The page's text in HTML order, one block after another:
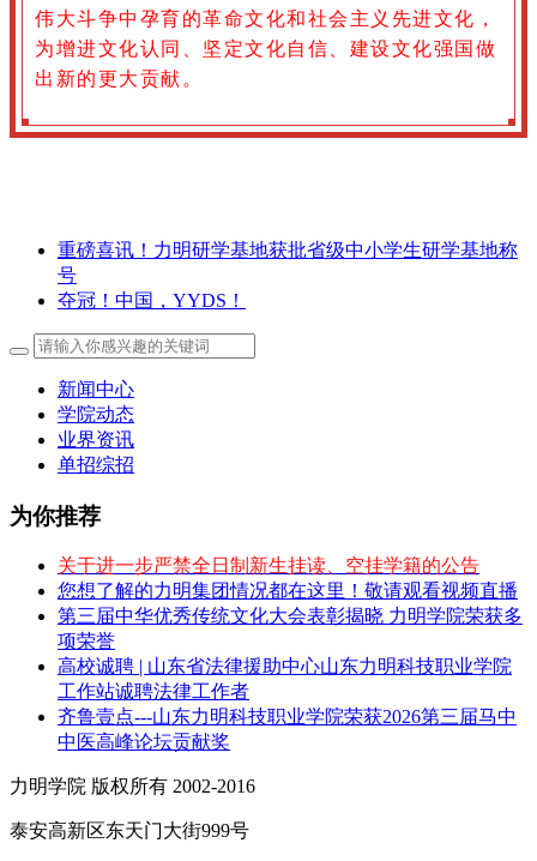
伟大斗争中孕育的革命文化和社会主义先进文化，
为增进文化认同、坚定文化自信、建设文化强国做
出新的更大贡献。
重磅喜讯！力明研学基地获批省级中小学生研学基地称
号
夺冠！中国，YYDS！
新闻中心
学院动态
业界资讯
单招综招
为你推荐
关于进一步严禁全日制新生挂读、空挂学籍的公告
您想了解的力明集团情况都在这里！敬请观看视频直播
第三届中华优秀传统文化大会表彰揭晓 力明学院荣获多
项荣誉
高校诚聘 | 山东省法律援助中心山东力明科技职业学院
工作站诚聘法律工作者
齐鲁壹点---山东力明科技职业学院荣获2026第三届马中
中医高峰论坛贡献奖
力明学院 版权所有 2002-2016
泰安高新区东天门大街999号